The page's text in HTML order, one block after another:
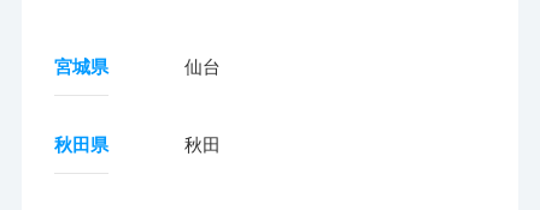
宮城県 仙台
秋田県 秋田